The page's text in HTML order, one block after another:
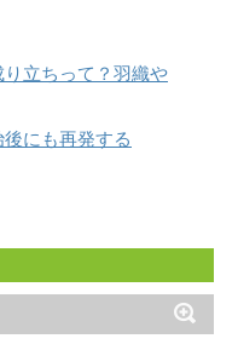
立ちって？羽織や
にも再発する